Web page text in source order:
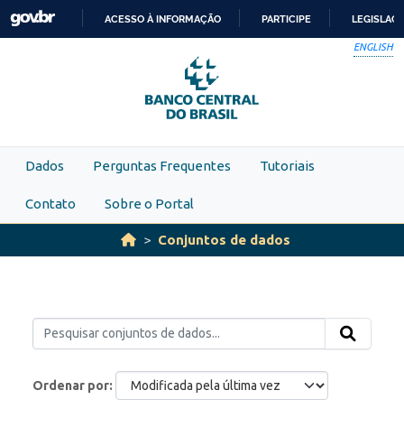
Skip to main content
PARA
O
CONTEÚDO
ACESSO À INFORMAÇÃO PARTICIPE
ENGLISH
Dados Perguntas Frequentes Tutoriais
Contato Sobre o Portal
Conjuntos de dados
Ordenar por